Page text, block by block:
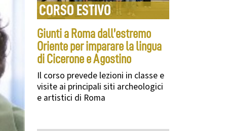
CORSO ESTIVO
Giunti a Roma dall’estremo
Oriente per imparare la lingua
di Cicerone e Agostino
Il corso prevede lezioni in classe e
visite ai principali siti archeologici
e artistici di Roma